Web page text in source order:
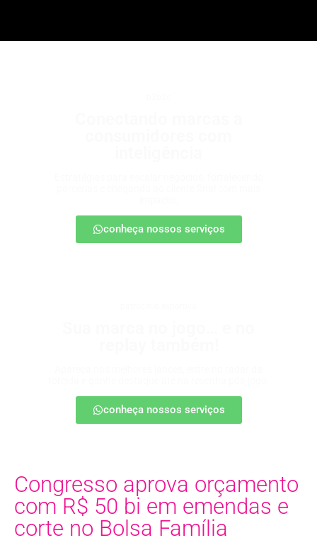
conheça nossos serviços
conheça nossos serviços
Congresso aprova orçamento
com R$ 50 bi em emendas e
corte no Bolsa Família